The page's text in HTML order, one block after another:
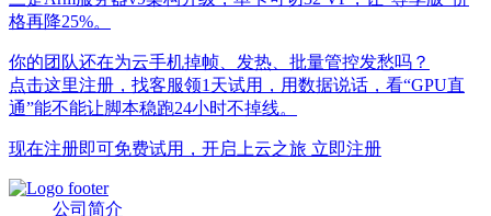
格再降25%。
你的团队还在为云手机掉帧、发热、批量管控发愁吗？
点击这里注册，找客服领1天试用，用数据说话，看“GPU直
通”能不能让脚本稳跑24小时不掉线。
现在注册即可免费试用，开启上云之旅 立即注册
公司简介